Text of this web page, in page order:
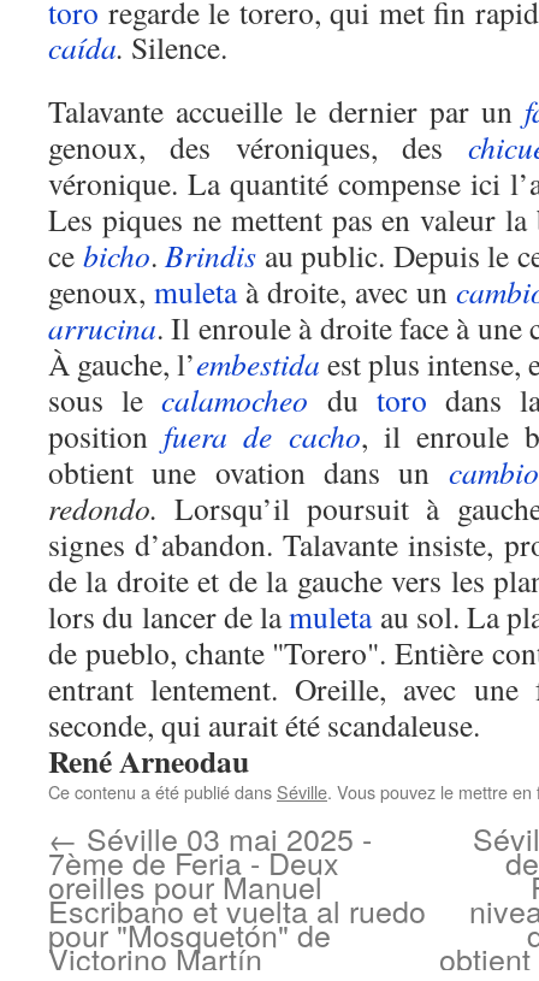
toro regarde le torero, qui met fin
caída. Silence.
Talavante accueille le dernier par un
genoux, des véroniques, des
véronique. La quantité compense ici
Les piques ne mettent pas en valeur la
ce bicho. Brindis au public. Depuis le
genoux, muletaà droite, avec un
arrucina. Il enroule à droite face à une
À gauche, l’embestida est plus intense,
sous lecalamocheo du toro dans
position fuera de cacho, il enroule
obtient une ovation dans un cambio
redondo. Lorsqu’il poursuit à
signes d’abandon. Talavante insiste,
de la droite et de la gauche vers les
lors du lancer de lamuletaau sol. La
de pueblo, chante "Torero". Entière
entrant lentement. Oreille, avec
seconde, qui aurait été scandaleuse.
René Arneodau
Ce contenu a été publié dans Séville. Vous pouvez le mettre
← Séville 03 mai 2025 -
7ème de Feria - Deux
oreilles pour Manuel
Escribano et vuelta al ruedo
pour "Mosquetón" de
Victorino Martín